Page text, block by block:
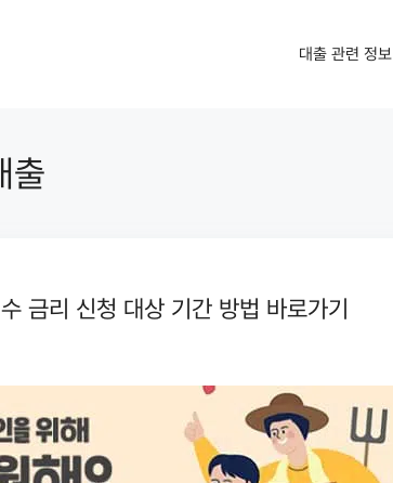
대출 관련 정보
출
금리 신청 대상 기간 방법 바로가기